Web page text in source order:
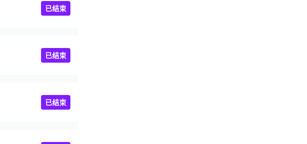
已结束
已结束
已结束